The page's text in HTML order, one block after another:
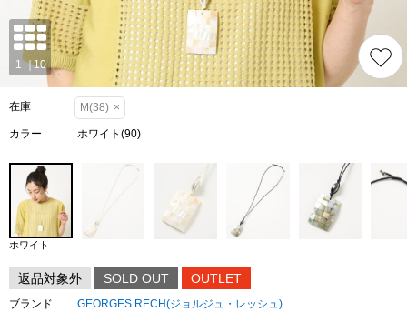
在庫 M(38) ×
カラー ホワイト(90)
ホワイト
返品対象外 SOLD OUT OUTLET
ブランド
GEORGES RECH(ジョルジュ・レッシュ)